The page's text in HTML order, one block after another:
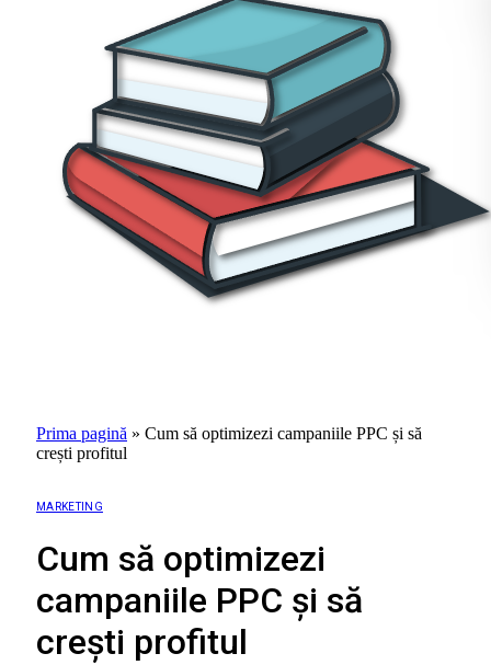
Prima pagină » Cum să optimizezi campaniile PPC și să
crești profitul
MARKETING
Cum să optimizezi
campaniile PPC și să
crești profitul